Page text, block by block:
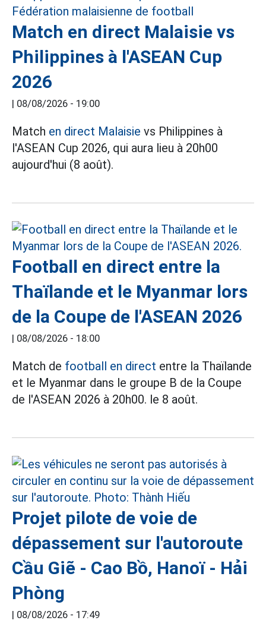
Match en direct Malaisie vs
Philippines à l'ASEAN Cup
2026
| 08/08/2026 - 19:00
Match en direct Malaisie vs Philippines à
l'ASEAN Cup 2026, qui aura lieu à 20h00
aujourd'hui (8 août).
Football en direct entre la
Thaïlande et le Myanmar lors
de la Coupe de l'ASEAN 2026
| 08/08/2026 - 18:00
Match de football en direct entre la Thaïlande
et le Myanmar dans le groupe B de la Coupe
de l'ASEAN 2026 à 20h00. le 8 août.
Projet pilote de voie de
dépassement sur l'autoroute
Cầu Giẽ - Cao Bồ, Hanoï - Hải
Phòng
| 08/08/2026 - 17:49